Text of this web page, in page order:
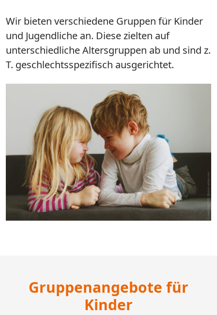
Wir bieten verschiedene Gruppen für Kinder
und Jugendliche an. Diese zielten auf
unterschiedliche Altersgruppen ab und sind z.
T. geschlechtsspezifisch ausgerichtet.
Gruppenangebote für
Kinder